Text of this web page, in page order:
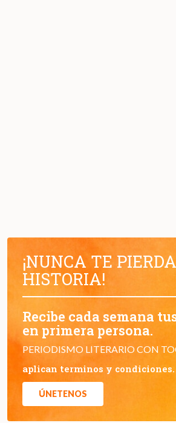
¡NUNCA TE
HISTORIA!
Recibe cada semana
en primera persona.
PERIODISMO LITERARIO CON
aplican terminos y condiciones.
ÚNETENOS